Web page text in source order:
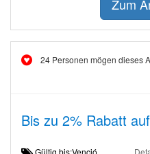
Zum
24 Personen mögen dieses
Bis zu 2% Rabatt
Gültig bis:Venció